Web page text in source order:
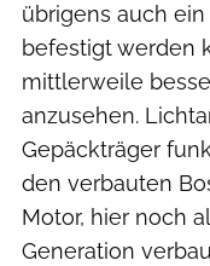
übrigens auch
befestigt werden
mittlerweile
anzusehen.
Gepäckträger
den verbauten
Motor, hier noch
Generation